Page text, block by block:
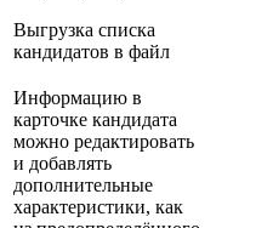
Выгрузка списка
кандидатов в файл
Информацию в
карточке кандидата
можно редактировать
и добавлять
дополнительные
характеристики, как